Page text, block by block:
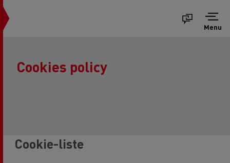
Menu
Cookies policy
Cookie-liste